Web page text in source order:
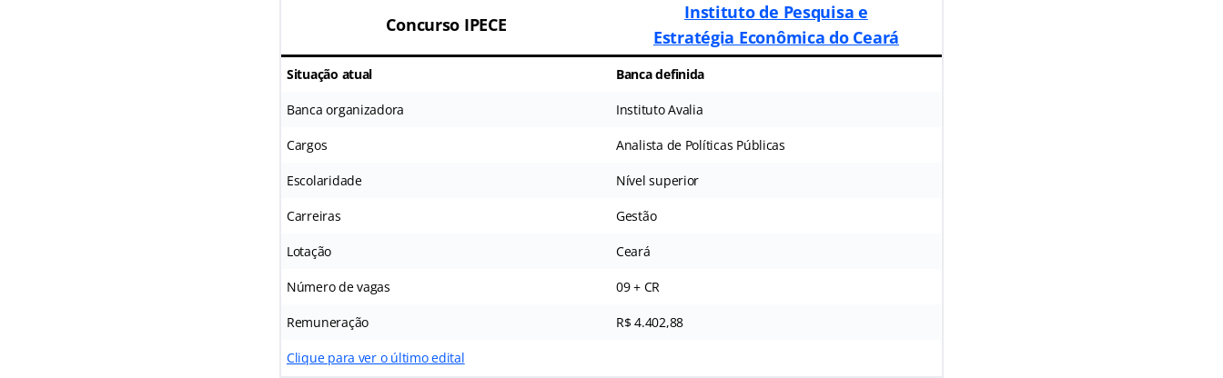
Concurso IPECE
Instituto de Pesquisa e
Estratégia Econômica do Ceará
Situação atual Banca definida
Banca organizadora Instituto Avalia
Cargos Analista de Políticas Públicas
Escolaridade Nível superior
Carreiras Gestão
Lotação Ceará
Número de vagas 09 + CR
Remuneração R$ 4.402,88
Clique para ver o últimoedital